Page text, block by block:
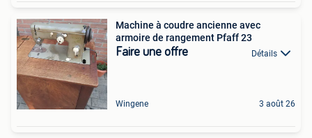
Machine à coudre ancienne avec
armoire de rangement Pfaff 23
Faire une offre Détails
Wingene 3 août 26